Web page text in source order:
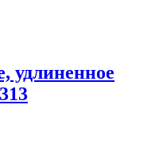
удлиненное